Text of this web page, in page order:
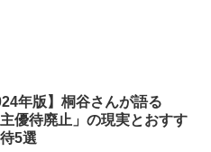
年版】桐谷さんが語る
主優待廃止」の現実とおすす
5選